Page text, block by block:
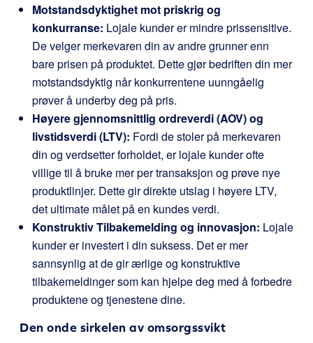
Motstandsdyktighet mot priskrig og
konkurranse: Lojale kunder er mindre prissensitive.
De velger merkevaren din av andre grunner enn
bare prisen på produktet. Dette gjør bedriften din mer
motstandsdyktig når konkurrentene uunngåelig
prøver å underby deg på pris.
Høyere gjennomsnittlig ordreverdi (AOV) og
livstidsverdi (LTV): Fordi de stoler på merkevaren
din og verdsetter forholdet, er lojale kunder ofte
villige til å bruke mer per transaksjon og prøve nye
produktlinjer. Dette gir direkte utslag i høyere LTV,
det ultimate målet på en kundes verdi.
Konstruktiv Tilbakemelding og innovasjon: Lojale
kunder er investert i din suksess. Det er mer
sannsynlig at de gir ærlige og konstruktive
tilbakemeldinger som kan hjelpe deg med å forbedre
produktene og tjenestene dine.
Den onde sirkelen av omsorgssvikt